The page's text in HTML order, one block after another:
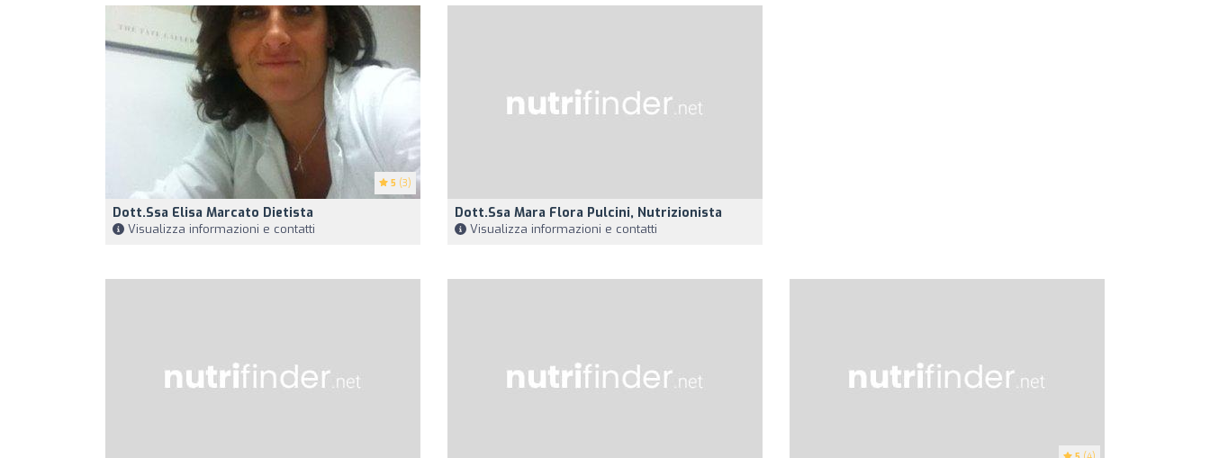
5 (3)
Dott.ssa Elisa Marcato Dietista
Visualizza informazioni e contatti
Dott.ssa Mara Flora Pulcini, Nutrizionista
Visualizza informazioni e contatti